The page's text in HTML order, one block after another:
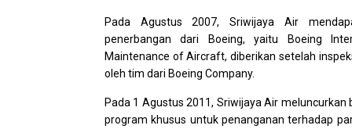
Pada Agustus 2007, Sriwijaya Air
penerbangan dari Boeing, yaitu Boeing
Maintenance of Aircraft, diberikan setelah
oleh tim dari Boeing Company.
Pada 1 Agustus 2011, Sriwijaya Air
program khusus untuk penanganan terhadap